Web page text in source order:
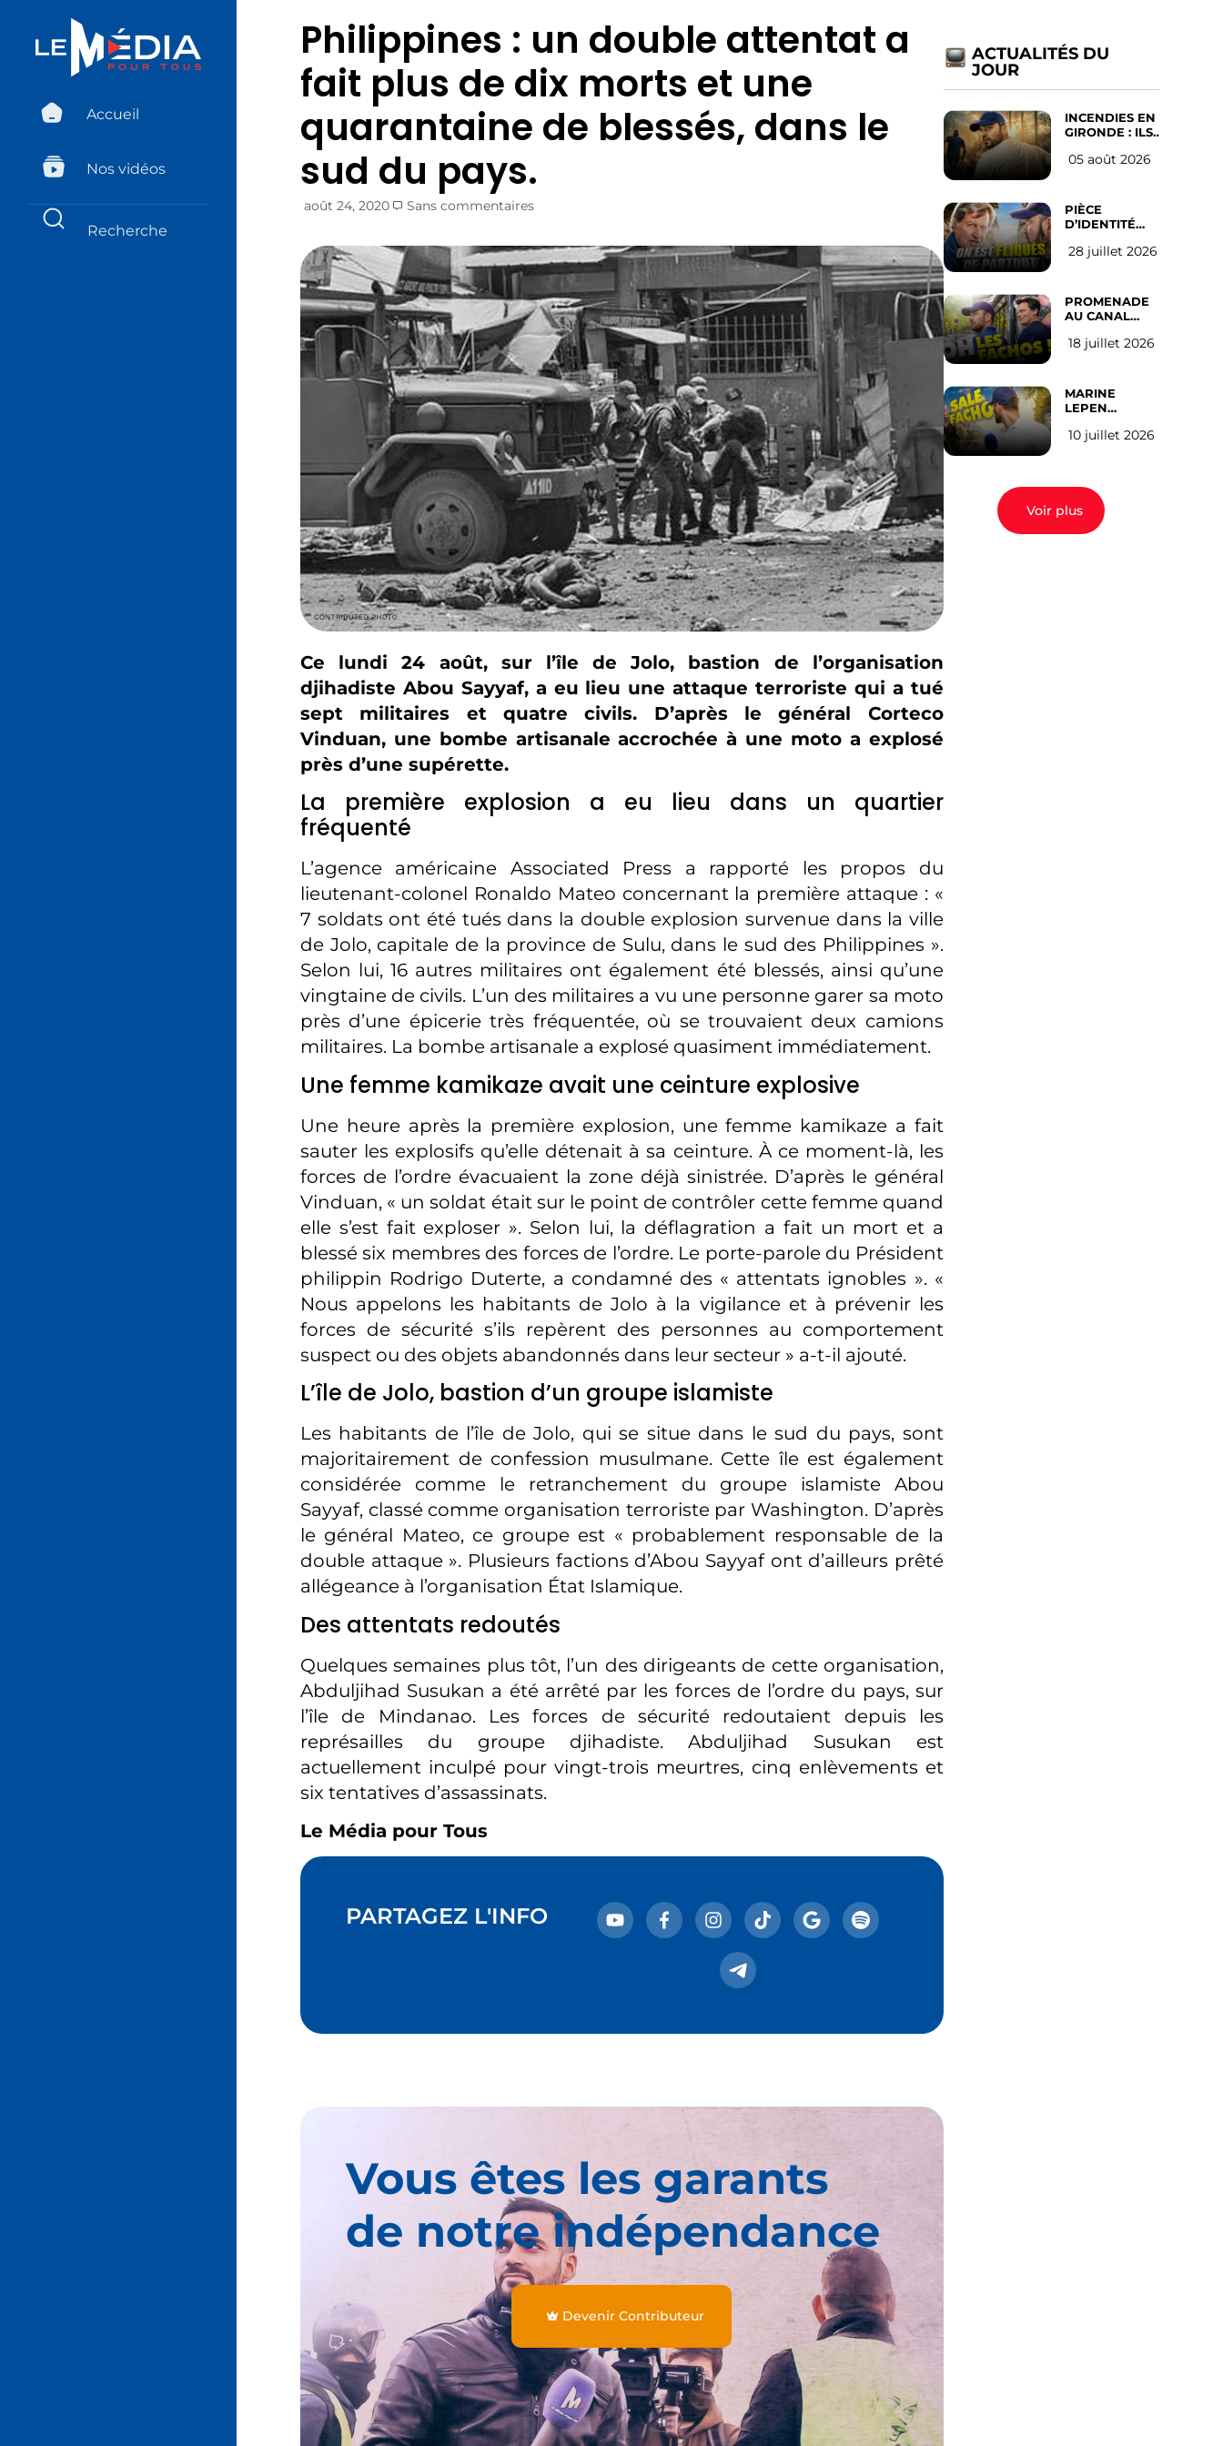
Accueil
Nos vidéos
Philippines : un double attentat a
fait plus de dix morts et une
quarantaine de blessés, dans le
sud du pays.
août 24, 2020 Sans commentaires
Ce lundi 24 août, sur l’île de Jolo, bastion de l’organisation
djihadiste Abou Sayyaf, a eu lieu une attaque terroriste qui a tué
sept militaires et quatre civils. D’après le général Corteco
Vinduan, une bombe artisanale accrochée à une moto a explosé
près d’une supérette.
La première explosion a eu lieu dans un quartier
fréquenté
L’agence américaine Associated Press a rapporté les propos du
lieutenant-colonel Ronaldo Mateo concernant la première attaque : «
7 soldats ont été tués dans la double explosion survenue dans la ville
de Jolo, capitale de la province de Sulu, dans le sud des Philippines ».
Selon lui, 16 autres militaires ont également été blessés, ainsi qu’une
vingtaine de civils. L’un des militaires a vu une personne garer sa moto
près d’une épicerie très fréquentée, où se trouvaient deux camions
militaires. La bombe artisanale a explosé quasiment immédiatement.
Une femme kamikaze avait une ceinture explosive
Une heure après la première explosion, une femme kamikaze a fait
sauter les explosifs qu’elle détenait à sa ceinture. À ce moment-là, les
forces de l’ordre évacuaient la zone déjà sinistrée. D’après le général
Vinduan, « un soldat était sur le point de contrôler cette femme quand
elle s’est fait exploser ». Selon lui, la déflagration a fait un mort et a
blessé six membres des forces de l’ordre. Le porte-parole du Président
philippin Rodrigo Duterte, a condamné des « attentats ignobles ». «
Nous appelons les habitants de Jolo à la vigilance et à prévenir les
forces de sécurité s’ils repèrent des personnes au comportement
suspect ou des objets abandonnés dans leur secteur » a-t-il ajouté.
L’île de Jolo, bastion d’un groupe islamiste
Les habitants de l’île de Jolo, qui se situe dans le sud du pays, sont
majoritairement de confession musulmane. Cette île est également
considérée comme le retranchement du groupe islamiste Abou
Sayyaf, classé comme organisation terroriste par Washington. D’après
le général Mateo, ce groupe est « probablement responsable de la
double attaque ». Plusieurs factions d’Abou Sayyaf ont d’ailleurs prêté
allégeance à l’organisation État Islamique.
Des attentats redoutés
Quelques semaines plus tôt, l’un des dirigeants de cette organisation,
Abduljihad Susukan a été arrêté par les forces de l’ordre du pays, sur
l’île de Mindanao. Les forces de sécurité redoutaient depuis les
représailles du groupe djihadiste. Abduljihad Susukan est
actuellement inculpé pour vingt-trois meurtres, cinq enlèvements et
six tentatives d’assassinats.
Le Média pour Tous
PARTAGEZ L'INFO
Vous êtes les garants
de notre indépendance
Devenir Contributeur
ACTUALITÉS DU
JOUR
INCENDIES EN
GIRONDE : ILS
D’ABANDONNER
05 août 2026
PIÈCE
D’IDENTITÉ
SUR LES
l’avis des
Français
28 juillet 2026
PROMENADE
AU CANAL
(les gauchistes
18 juillet 2026
MARINE
LEPEN
EN 2027 : l’avis
10 juillet 2026
Voir plus